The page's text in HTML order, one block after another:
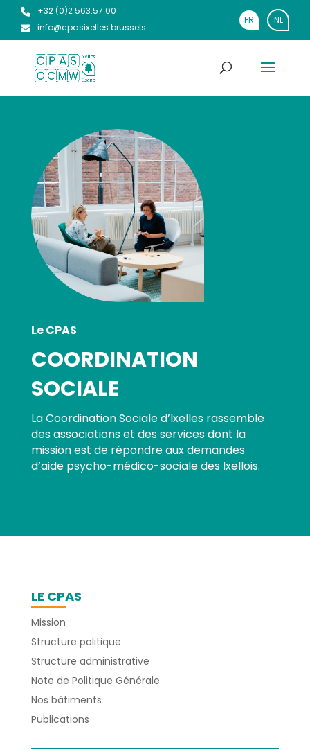
+32 (0)2 563.57.00
info@cpasixelles.brussels
FR NL
Le CPAS
COORDINATION
SOCIALE
La Coordination Sociale d’Ixelles rassemble
des associations et des services dont la
mission est de répondre aux demandes
d’aide psycho-médico-sociale des Ixellois.
LE CPAS
Mission
Structure politique
Structure administrative
Note de Politique Générale
Nos bâtiments
Publications